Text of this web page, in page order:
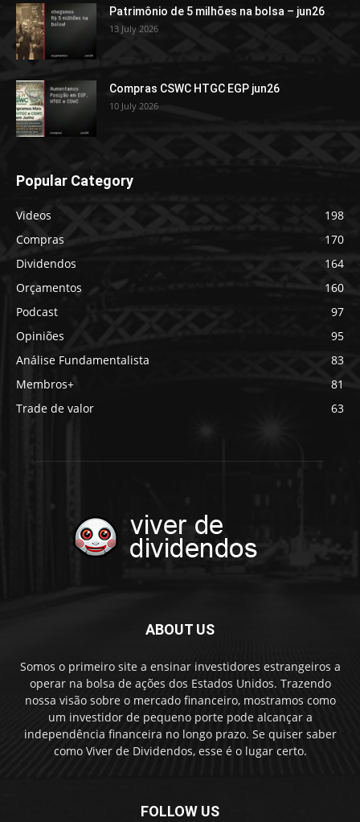
Patrimônio de 5 milhões na bolsa – jun26
13 July 2026
Compras CSWC HTGC EGP jun26
10 July 2026
Popular Category
Videos
198
Compras
170
Dividendos
164
Orçamentos
160
Podcast
97
Opiniões
95
Análise Fundamentalista
83
Membros+
81
Trade de valor
63
ABOUT US
Somos o primeiro site a ensinar investidores estrangeiros a
operar na bolsa de ações dos Estados Unidos. Trazendo
nossa visão sobre o mercado financeiro, mostramos como
um investidor de pequeno porte pode alcançar a
independência financeira no longo prazo. Se quiser saber
como Viver de Dividendos, esse é o lugar certo.
FOLLOW US